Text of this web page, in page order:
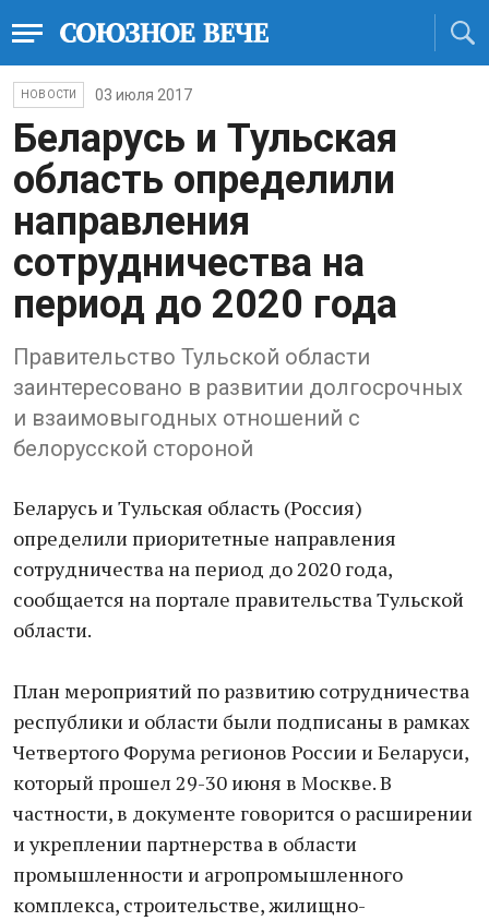
НОВОСТИ 03 июля 2017
Беларусь и Тульская
область определили
направления
сотрудничества на
период до 2020 года
Правительство Тульской области
заинтересовано в развитии долгосрочных
и взаимовыгодных отношений с
белорусской стороной
Беларусь и Тульская область (Россия)
определили приоритетные направления
сотрудничества на период до 2020 года,
сообщается на портале правительства Тульской
области.
План мероприятий по развитию сотрудничества
республики и области были подписаны в рамках
Четвертого Форума регионов России и Беларуси,
который прошел 29-30 июня в Москве. В
частности, в документе говорится о расширении
и укреплении партнерства в области
промышленности и агропромышленного
комплекса, строительстве, жилищно-